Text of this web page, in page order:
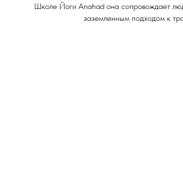
Школе Йоги Anahad она сопровождает
заземленным подходом к